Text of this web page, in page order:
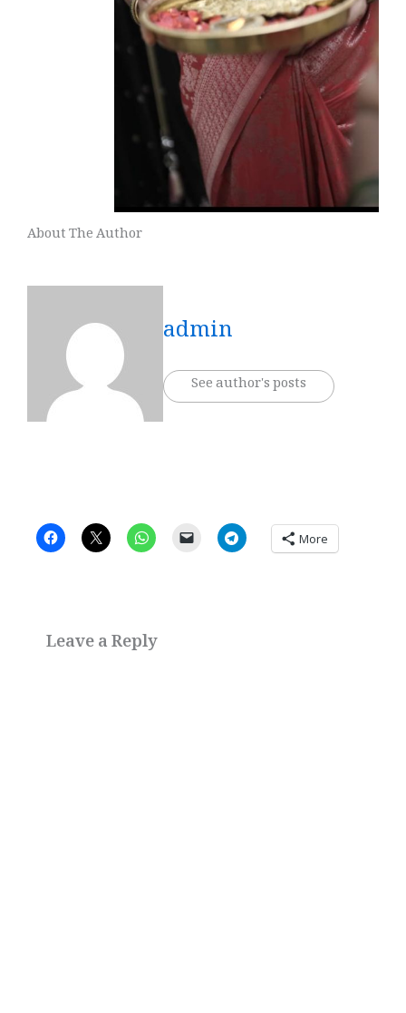
About The Author
admin
See author's posts
More
Leave a Reply